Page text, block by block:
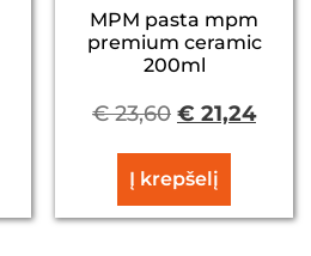
MPM pasta mpm
premium ceramic
200ml
€23,60 € 21,24
Į krepšelį